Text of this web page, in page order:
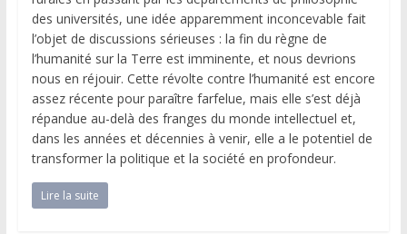
des universités, une idée apparemment inconcevable fait
l’objet de discussions sérieuses : la fin du règne de
l’humanité sur la Terre est imminente, et nous devrions
nous en réjouir. Cette révolte contre l’humanité est encore
assez récente pour paraître farfelue, mais elle s’est déjà
répandue au-delà des franges du monde intellectuel et,
dans les années et décennies à venir, elle a le potentiel de
transformer la politique et la société en profondeur.
Lire la suite